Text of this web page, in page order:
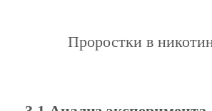
Проростки в